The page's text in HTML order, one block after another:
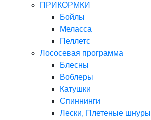
ПРИКОРМКИ
Бойлы
Меласса
Пеллетс
Лососевая программа
Блесны
Воблеры
Катушки
Спиннинги
Лески, Плетеные шнуры